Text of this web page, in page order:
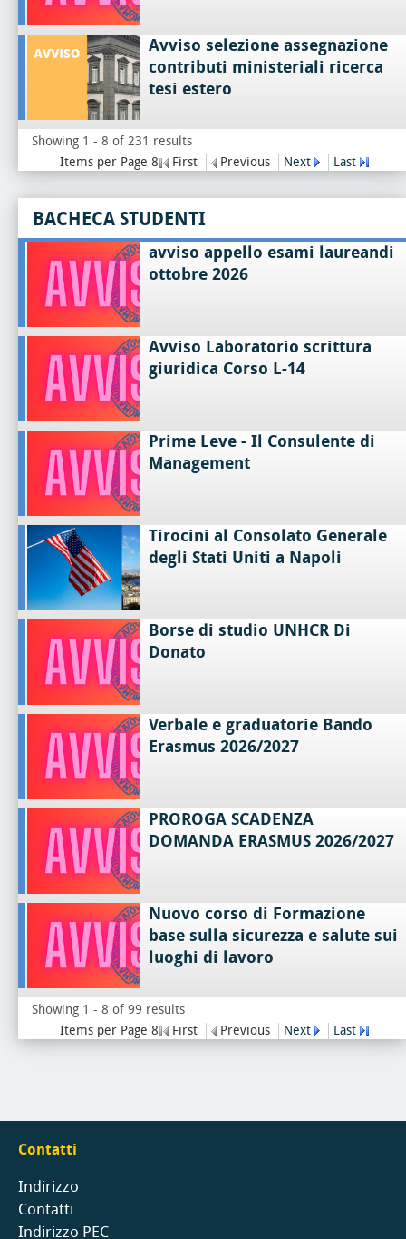
Avviso selezione assegnazione
contributi ministeriali ricerca
tesi estero
Showing 1 - 8 of 231 results
Items per Page 8
First Previous Next Last
BACHECA STUDENTI
avviso appello esami laureandi
ottobre 2026
Avviso Laboratorio scrittura
giuridica Corso L-14
Prime Leve - Il Consulente di
Management
Tirocini al Consolato Generale
degli Stati Uniti a Napoli
Borse di studio UNHCR Di
Donato
Verbale e graduatorie Bando
Erasmus 2026/2027
PROROGA SCADENZA
DOMANDA ERASMUS 2026/2027
Nuovo corso di Formazione
base sulla sicurezza e salute sui
luoghi di lavoro
Showing 1 - 8 of 99 results
Items per Page 8
First Previous Next Last
Contatti
Indirizzo
Contatti
Indirizzo PEC